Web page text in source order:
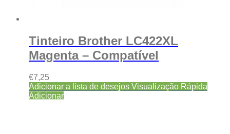
Tinteiro Brother LC422XL
Magenta – Compatível
€7,25
Adicionar a lista de desejos Visualização Rápida
Adicionar